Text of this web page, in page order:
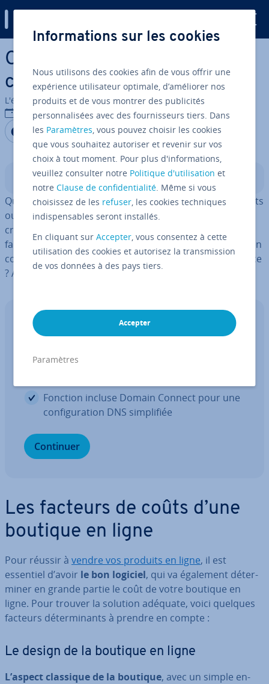
Aller au contenu principal
Combien coûte un site e-
commerce ?
L'équipe édi­to­riale IONOS
12/11/2024
Partager sur Facebook
Partager sur Twitter
Partager sur LinkedIn
Sommaire
Qu’il s’agisse d’une simple vitrine pour quelques produits
ou d’une vaste pla­te­forme e-commerce : le coût de la
création d’une boutique en ligne dépend de nombreux
facteurs. Quels sont les prin­ci­paux facteurs à prendre en
compte ? Combien coûte réel­le­ment un site e-commerce
? Apprenez en plus dans notre article dédié !
Nom de domaine
Fonction incluse Domain Connect pour une
con­fi­gu­ra­tion DNS sim­pli­fiée
Continuer
Les facteurs de coûts d’une
boutique en ligne
Pour réussir à vendre vos produits en ligne, il est
essentiel d’avoir le bon logiciel, qui va également dé­ter­
mi­ner en grande partie le coût de votre boutique en
ligne. Pour trouver la solution adéquate, voici quelques
facteurs dé­ter­mi­nants à prendre en compte :
Le design de la boutique en ligne
L’aspect classique de la boutique, avec un simple en-
Informations sur les cookies
Nous utilisons des cookies afin de vous offrir une
expérience utilisateur optimale, d’améliorer nos
produits et de vous montrer des publicités
personnalisées avec des fournisseurs tiers. Dans
les Paramètres, vous pouvez choisir les cookies
que vous souhaitez autoriser et revenir sur vos
choix à tout moment. Pour plus d'informations,
veuillez consulter notre Politique d'utilisation et
notreClause de confidentialité. Même si vous
choisissez de les refuser, les cookies techniques
indispensables seront installés.
En cliquant surAccepter, vous consentez à cette
utilisation des cookies et autorisez la transmission
de vos données à des pays tiers.
Accepter
Paramètres